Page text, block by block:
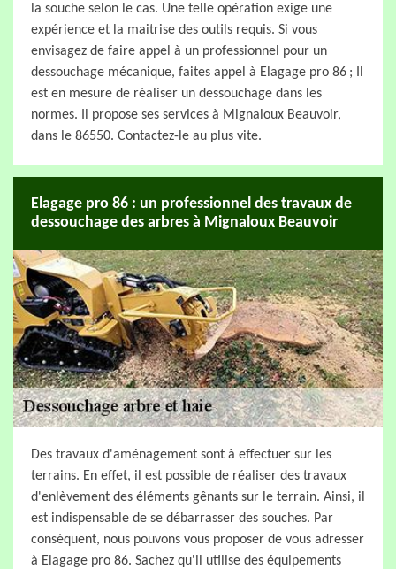
la souche selon le cas. Une telle opération exige une
expérience et la maitrise des outils requis. Si vous
envisagez de faire appel à un professionnel pour un
dessouchage mécanique, faites appel à Elagage pro 86 ; Il
est en mesure de réaliser un dessouchage dans les
normes. Il propose ses services à Mignaloux Beauvoir,
dans le 86550. Contactez-le au plus vite.
Elagage pro 86 : un professionnel des travaux de
dessouchage des arbres à Mignaloux Beauvoir
Des travaux d'aménagement sont à effectuer sur les
terrains. En effet, il est possible de réaliser des travaux
d'enlèvement des éléments gênants sur le terrain. Ainsi, il
est indispensable de se débarrasser des souches. Par
conséquent, nous pouvons vous proposer de vous adresser
à Elagage pro 86. Sachez qu'il utilise des équipements